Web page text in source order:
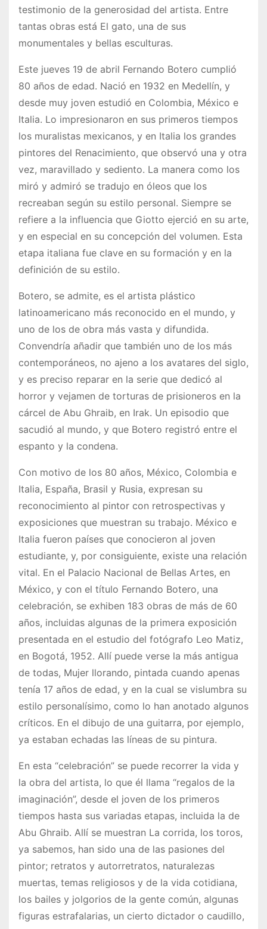
testimonio de la generosidad del artista. Entre
tantas obras está El gato, una de sus
monumentales y bellas esculturas.
Este jueves 19 de abril Fernando Botero cumplió
80 años de edad. Nació en 1932 en Medellín, y
desde muy joven estudió en Colombia, México e
Italia. Lo impresionaron en sus primeros tiempos
los muralistas mexicanos, y en Italia los grandes
pintores del Renacimiento, que observó una y otra
vez, maravillado y sediento. La manera como los
miró y admiró se tradujo en óleos que los
recreaban según su estilo personal. Siempre se
refiere a la influencia que Giotto ejerció en su arte,
y en especial en su concepción del volumen. Esta
etapa italiana fue clave en su formación y en la
definición de su estilo.
Botero, se admite, es el artista plástico
latinoamericano más reconocido en el mundo, y
uno de los de obra más vasta y difundida.
Convendría añadir que también uno de los más
contemporáneos, no ajeno a los avatares del siglo,
y es preciso reparar en la serie que dedicó al
horror y vejamen de torturas de prisioneros en la
cárcel de Abu Ghraib, en Irak. Un episodio que
sacudió al mundo, y que Botero registró entre el
espanto y la condena.
Con motivo de los 80 años, México, Colombia e
Italia, España, Brasil y Rusia, expresan su
reconocimiento al pintor con retrospectivas y
exposiciones que muestran su trabajo. México e
Italia fueron países que conocieron al joven
estudiante, y, por consiguiente, existe una relación
vital. En el Palacio Nacional de Bellas Artes, en
México, y con el título Fernando Botero, una
celebración, se exhiben 183 obras de más de 60
años, incluidas algunas de la primera exposición
presentada en el estudio del fotógrafo Leo Matiz,
en Bogotá, 1952. Allí puede verse la más antigua
de todas, Mujer llorando, pintada cuando apenas
tenía 17 años de edad, y en la cual se vislumbra su
estilo personalísimo, como lo han anotado algunos
críticos. En el dibujo de una guitarra, por ejemplo,
ya estaban echadas las líneas de su pintura.
En esta “celebración” se puede recorrer la vida y
la obra del artista, lo que él llama “regalos de la
imaginación”, desde el joven de los primeros
tiempos hasta sus variadas etapas, incluida la de
Abu Ghraib. Allí se muestran La corrida, los toros,
ya sabemos, han sido una de las pasiones del
pintor; retratos y autorretratos, naturalezas
muertas, temas religiosos y de la vida cotidiana,
los bailes y jolgorios de la gente común, algunas
figuras estrafalarias, un cierto dictador o caudillo,